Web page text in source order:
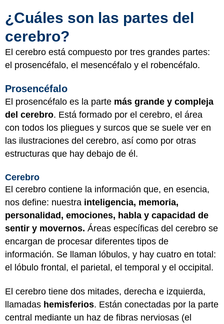
¿Cuáles son las partes del
cerebro?
El cerebro está compuesto por tres grandes partes:
el prosencéfalo, el mesencéfalo y el robencéfalo.
Prosencéfalo
El prosencéfalo es la parte más grande y compleja
del cerebro. Está formado por el cerebro, el área
con todos los pliegues y surcos que se suele ver en
las ilustraciones del cerebro, así como por otras
estructuras que hay debajo de él.
Cerebro
El cerebro contiene la información que, en esencia,
nos define: nuestra inteligencia, memoria,
personalidad, emociones, habla y capacidad de
sentir y movernos. Áreas específicas del cerebro se
encargan de procesar diferentes tipos de
información. Se llaman lóbulos, y hay cuatro en total:
el lóbulo frontal, el parietal, el temporal y el occipital.
El cerebro tiene dos mitades, derecha e izquierda,
llamadas hemisferios. Están conectadas por la parte
central mediante un haz de fibras nerviosas (el